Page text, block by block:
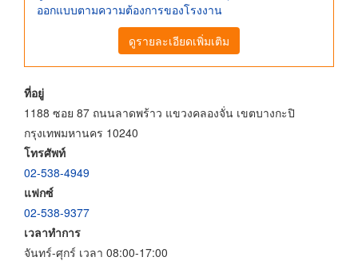
ออกแบบตามความต้องการของโรงงาน
ดูรายละเอียดเพิ่มเติม
ที่อยู่
1188 ซอย 87 ถนนลาดพร้าว แขวงคลองจั่น เขตบางกะปิ
กรุงเทพมหานคร 10240
โทรศัพท์
02-538-4949
แฟกซ์
02-538-9377
เวลาทำการ
จันทร์-ศุกร์ เวลา 08:00-17:00